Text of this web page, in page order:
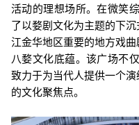
活动的理想场所。在微笑
了以婺剧文化为主题的下
江金华地区重要的地方戏
八婺文化底蕴。 该广场不
致力于为当代人提供一个
的文化聚焦点。